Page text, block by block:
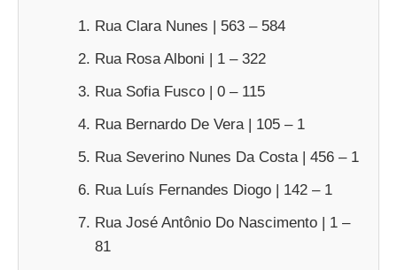
Rua Clara Nunes | 563 – 584
Rua Rosa Alboni | 1 – 322
Rua Sofia Fusco | 0 – 115
Rua Bernardo De Vera | 105 – 1
Rua Severino Nunes Da Costa | 456 – 1
Rua Luís Fernandes Diogo | 142 – 1
Rua José Antônio Do Nascimento | 1 –
81